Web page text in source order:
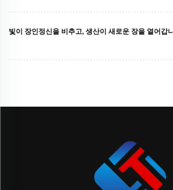
빛이 장인정신을 비추고, 생산이 새로운 장을 열어갑